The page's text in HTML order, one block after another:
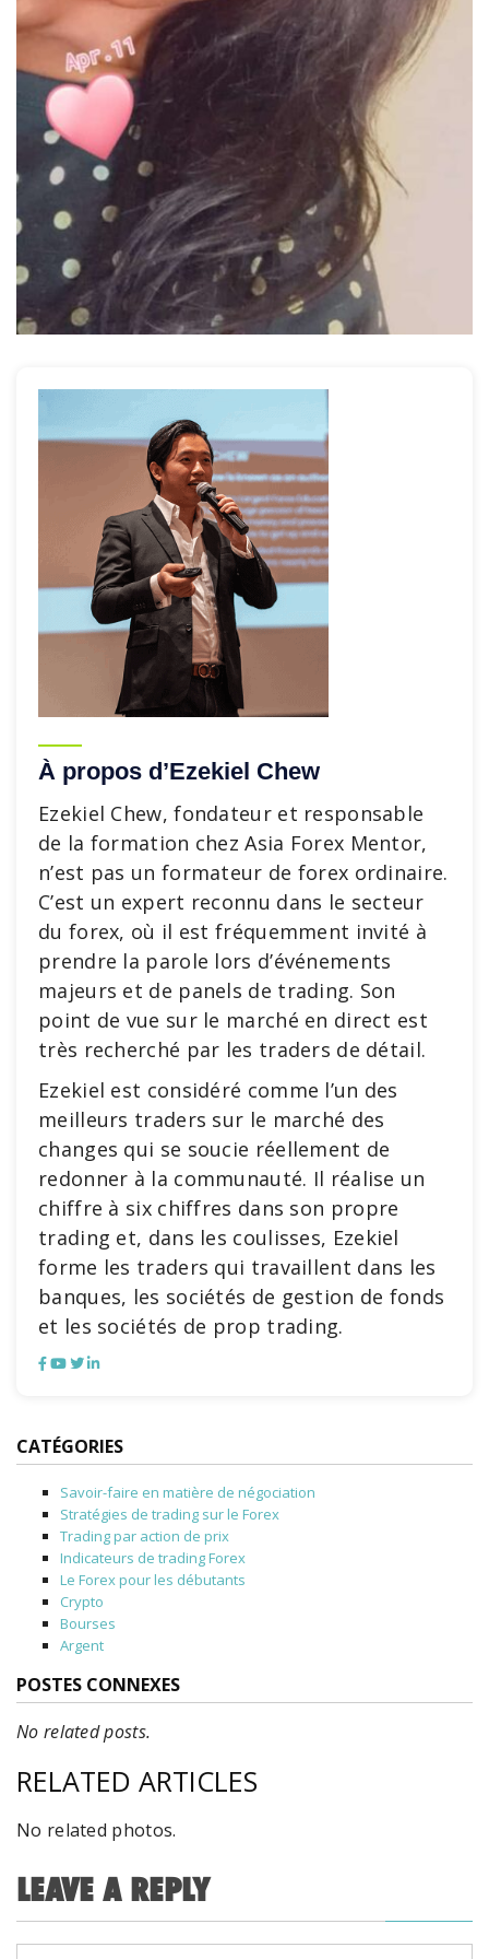
À propos d’Ezekiel Chew
Ezekiel Chew, fondateur et responsable
de la formation chez Asia Forex Mentor,
n’est pas un formateur de forex ordinaire.
C’est un expert reconnu dans le secteur
du forex, où il est fréquemment invité à
prendre la parole lors d’événements
majeurs et de panels de trading. Son
point de vue sur le marché en direct est
très recherché par les traders de détail.
Ezekiel est considéré comme l’un des
meilleurs traders sur le marché des
changes qui se soucie réellement de
redonner à la communauté. Il réalise un
chiffre à six chiffres dans son propre
trading et, dans les coulisses, Ezekiel
forme les traders qui travaillent dans les
banques, les sociétés de gestion de fonds
et les sociétés de prop trading.
CATÉGORIES
Savoir-faire en matière de négociation
Stratégies de trading sur le Forex
Trading par action de prix
Indicateurs de trading Forex
Le Forex pour les débutants
Crypto
Bourses
Argent
POSTES CONNEXES
No related posts.
RELATED ARTICLES
No related photos.
LEAVE A REPLY